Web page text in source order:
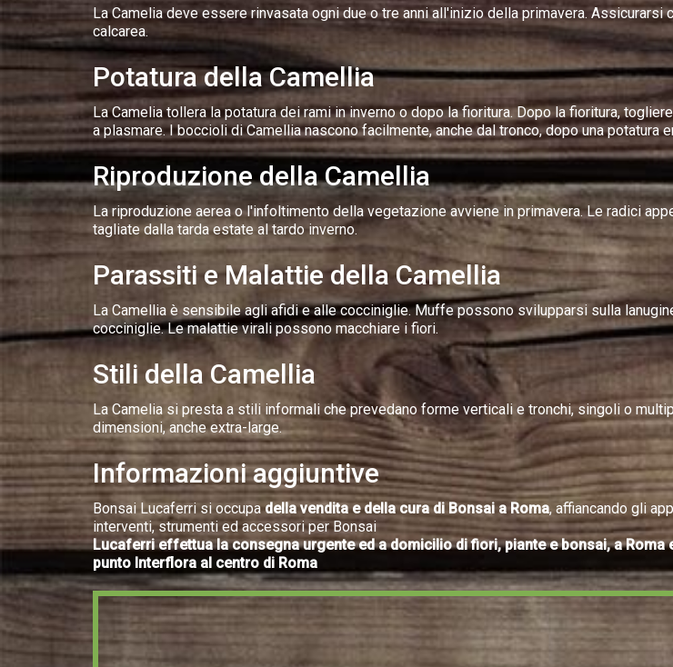
La Camelia deve essere rinvasata ogni due o tre anni all'inizio della primavera. Assicurarsi
calcarea.
Potatura della Camellia
La Camelia tollera la potatura dei rami in inverno o dopo la fioritura. Dopo la fioritura,
a plasmare. I boccioli di Camellia nascono facilmente, anche dal tronco, dopo una potatura
Riproduzione della Camellia
La riproduzione aerea o l'infoltimento della vegetazione avviene in primavera. Le radici
tagliate dalla tarda estate al tardo inverno.
Parassiti e Malattie della Camellia
La Camellia è sensibile agli afidi e alle cocciniglie. Muffe possono svilupparsi sulla
cocciniglie. Le malattie virali possono macchiare i fiori.
Stili della Camellia
La Camelia si presta a stili informali che prevedano forme verticali e tronchi, singoli o
dimensioni, anche extra-large.
Informazioni aggiuntive
Bonsai Lucaferri si occupadella vendita e della cura di Bonsai a Roma, affiancando gli
interventi, strumenti ed accessori per Bonsai
Lucaferri effettua la consegna urgente ed a domicilio di fiori, piante e bonsai, a Roma
punto Interflora al centro di Roma